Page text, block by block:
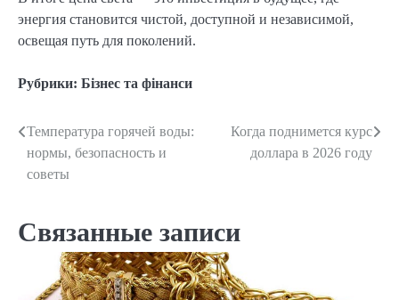
энергия становится чистой, доступной и независимой,
освещая путь для поколений.
Рубрики: Бізнес та фінанси
Навигация
по
Температура горячей воды:
нормы, безопасность и
советы
Когда поднимется курс
доллара в 2026 году
Связанные записи